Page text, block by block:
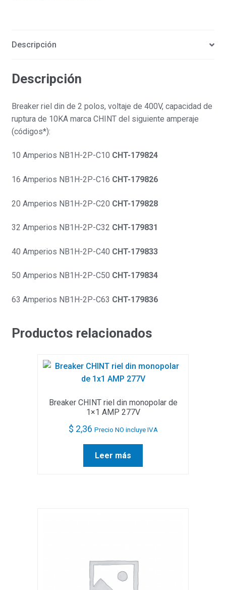
Descripción
Descripción
Breaker riel din de 2 polos, voltaje de 400V, capacidad de
ruptura de 10KA marca CHINT del siguiente amperaje
(códigos*):
10 Amperios NB1H-2P-C10 CHT-179824
16 Amperios NB1H-2P-C16 CHT-179826
20 Amperios NB1H-2P-C20 CHT-179828
32 Amperios NB1H-2P-C32 CHT-179831
40 Amperios NB1H-2P-C40 CHT-179833
50 Amperios NB1H-2P-C50 CHT-179834
63 Amperios NB1H-2P-C63 CHT-179836
Productos relacionados
Breaker CHINT riel din monopolar de
1×1 AMP 277V
$ 2,36 Precio NO incluye IVA
Leer más